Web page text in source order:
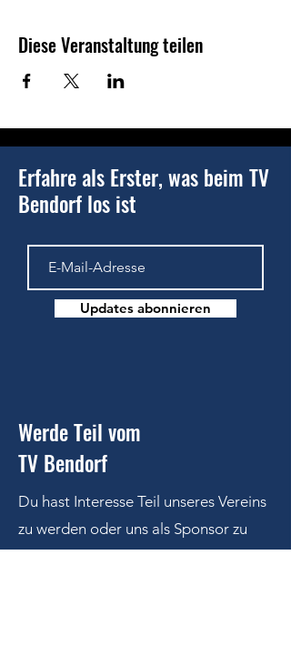
Diese Veranstaltung teilen
Erfahre als Erster, was beim TV
Bendorf los ist
Updates abonnieren
Werde Teil vom
TV Bendorf
Du hast Interesse Teil unseres Vereins
zu werden oder uns als Sponsor zu